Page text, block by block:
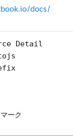
docs/
Detail
316 bytes
ーク